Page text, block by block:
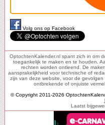
Volg ons op Facebook
OptochtenKalender.nl spant zich in om
toegankelijk te maken en te houden.
rechten worden ontleend. De
aansprakelijkheid voor technische of
zijn van deze website, voor de
ontbrekende of onjuiste
© Copyright 2011-2026
Laatst